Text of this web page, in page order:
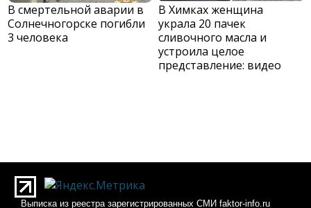
В смертельной аварии в
Солнечногорске погибли
3 человека
В Химках женщина
украла 20 пачек
сливочного масла и
устроила целое
представление: видео
Выписка из реестра зарегистрированных СМИ faktor-info.ru